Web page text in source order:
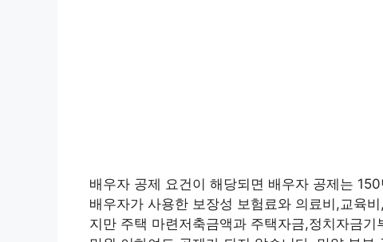
배우자 공제 요건이 해당되면 배우자 공제는
배우자가 사용한 보장성 보험료와 의료비,교육
지만 주택 마련저축금액과 주택자금,정치자금